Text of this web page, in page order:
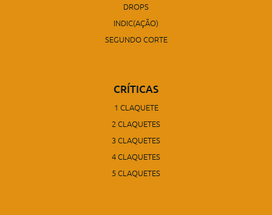
DROPS
INDIC(AÇÃO)
SEGUNDO CORTE
CRÍTICAS
1 CLAQUETE
2 CLAQUETES
3 CLAQUETES
4 CLAQUETES
5 CLAQUETES